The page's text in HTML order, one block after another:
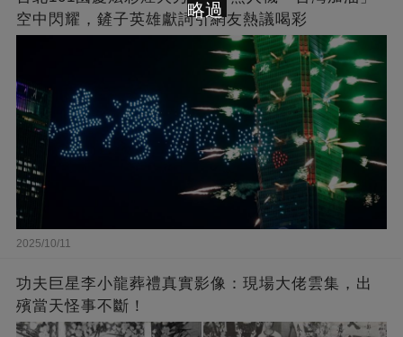
空中閃耀，鏟子英雄獻詞引網友熱議喝彩
2025/10/11
功夫巨星李小龍葬禮真實影像：現場大佬雲集，出
殯當天怪事不斷！
略過